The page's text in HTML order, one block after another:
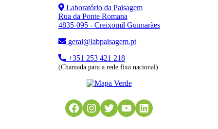
Laboratório da Paisagem
Rua da Ponte Romana
4835-095 - Creixomil Guimarães
geral@labpaisagem.pt
+351 253 421 218
(Chamada para a rede fixa nacional)
Facebook
Instagram
TwitterYouTubeLinkedIn